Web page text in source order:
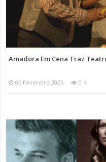
Amadora Em Cena Traz
05 Fevereiro 2025 0 K